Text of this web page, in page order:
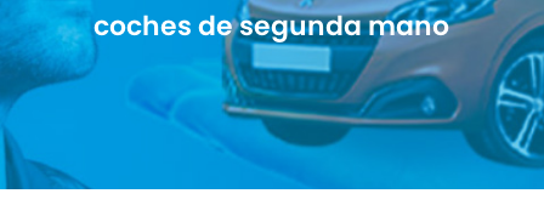
coches de segunda mano